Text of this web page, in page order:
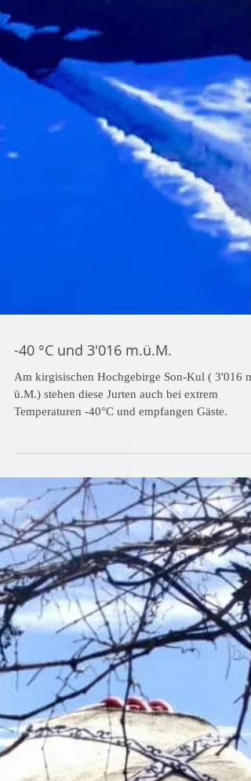
-40 °C und 3'016 m.ü.M.
Am kirgisischen Hochgebirge Son-Kul ( 3'016 m
ü.M.) stehen diese Jurten auch bei extrem
Temperaturen -40°C und empfangen Gäste.